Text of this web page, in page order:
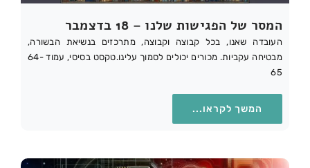
המסר של הפגישות שלנו – 18 בדצמבר
העובדה שאנו, בכל קבוצה וקבוצה, מתרכזים בנשיאת הבשורה,
מבטיחה עקביות. מכורים יכולים לסמוך עלינו.טקסט בסיסי, עמוד 64-
65
המשך לקראו...